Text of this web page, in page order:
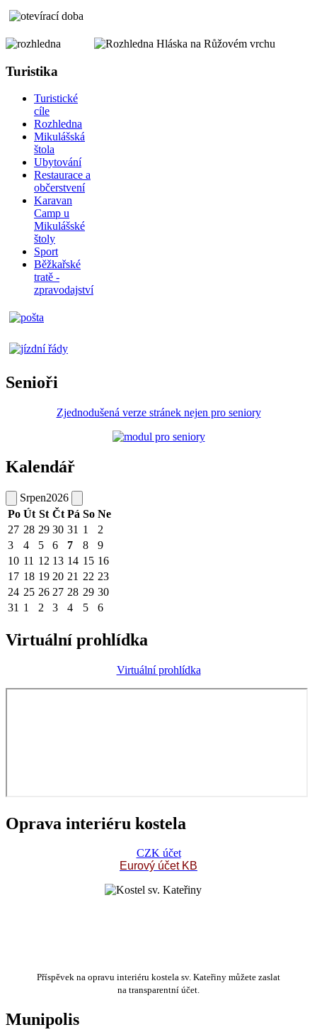
Turistika
Turistické
cíle
Rozhledna
Mikulášská
štola
Ubytování
Restaurace a
občerstvení
Karavan
Camp u
Mikulášské
štoly
Sport
Běžkařské
tratě -
zpravodajství
Senioři
Zjednodušená verze stránek nejen pro seniory
Kalendář
Srpen2026
Po Út St Čt Pá So Ne
27 28 29 30 31 1
2
3
4 5 6 7 8
9
10 11 12 13 14 15 16
17 18 19 20 21 22 23
24 25 26 27 28 29 30
31 1 2 3 4 5 6
Virtuální prohlídka
Virtuální prohlídka
Oprava interiéru kostela
CZK účet
Eurový účet KB
Příspěvek na opravu interiéru kostela sv. Kateřiny můžete zaslat
na transparentní účet.
Munipolis